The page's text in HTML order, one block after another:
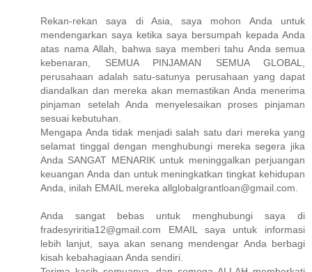
Rekan-rekan saya di Asia, saya mohon Anda untuk
mendengarkan saya ketika saya bersumpah kepada Anda
atas nama Allah, bahwa saya memberi tahu Anda semua
kebenaran, SEMUA PINJAMAN SEMUA GLOBAL,
perusahaan adalah satu-satunya perusahaan yang dapat
diandalkan dan mereka akan memastikan Anda menerima
pinjaman setelah Anda menyelesaikan proses pinjaman
sesuai kebutuhan.
Mengapa Anda tidak menjadi salah satu dari mereka yang
selamat tinggal dengan menghubungi mereka segera jika
Anda SANGAT MENARIK untuk meninggalkan perjuangan
keuangan Anda dan untuk meningkatkan tingkat kehidupan
Anda, inilah EMAIL mereka allglobalgrantloan@gmail.com.
Anda sangat bebas untuk menghubungi saya di
fradesyriritia12@gmail.com EMAIL saya untuk informasi
lebih lanjut, saya akan senang mendengar Anda berbagi
kisah kebahagiaan Anda sendiri.